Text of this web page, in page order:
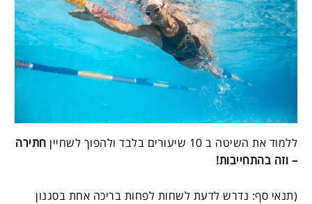
ללמוד את השיטה ב 10 שיעורים בלבד ולהפוך לשחיין
חתירה
– וזה בהתחייבות!
(תנאי סף: נדרש לדעת לשחות לפחות בריכה אחת בסגנון